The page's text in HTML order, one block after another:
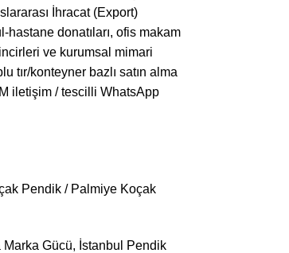
İhracat (Export)
donatıları, ofis makam
ve kurumsal mimari
tır/konteyner bazlı satın alma
iletişim / tescilli WhatsApp
Pendik / Palmiye Koçak
Gücü, İstanbul Pendik